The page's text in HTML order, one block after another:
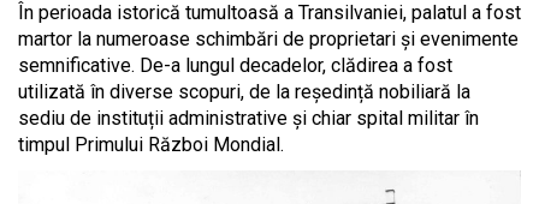
În perioada istorică tumultoasă a Transilvaniei, palatul a fost
martor la numeroase schimbări de proprietari și evenimente
semnificative. De-a lungul decadelor, clădirea a fost
utilizată în diverse scopuri, de la reședință nobiliară la
sediu de instituții administrative și chiar spital militar în
timpul Primului Război Mondial.